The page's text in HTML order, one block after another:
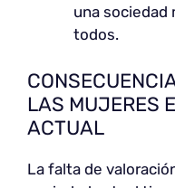
una sociedad
todos.
LAS MUJERES
ACTUAL
La falta de